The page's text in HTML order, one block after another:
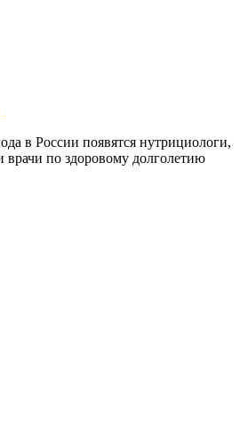
в России появятся нутрициологи,
врачи по здоровому долголетию